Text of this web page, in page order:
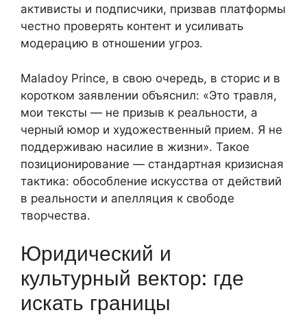
активисты и подписчики, призвав платформы
честно проверять контент и усиливать
модерацию в отношении угроз.
Maladoy Prince, в свою очередь, в сторис и в
коротком заявлении объяснил: «Это травля,
мои тексты — не призыв к реальности, а
черный юмор и художественный прием. Я не
поддерживаю насилие в жизни». Такое
позиционирование — стандартная кризисная
тактика: обособление искусства от действий
в реальности и апелляция к свободе
творчества.
Юридический и
культурный вектор: где
искать границы